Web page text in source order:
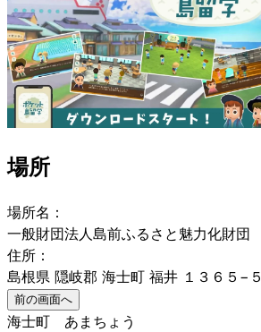
場所
場所名：
一般財団法人島前ふるさと魅力化財団
住所：
島根県 隠岐郡 海士町 福井 １３６５−５
前の画面へ
海士町 あまちょう